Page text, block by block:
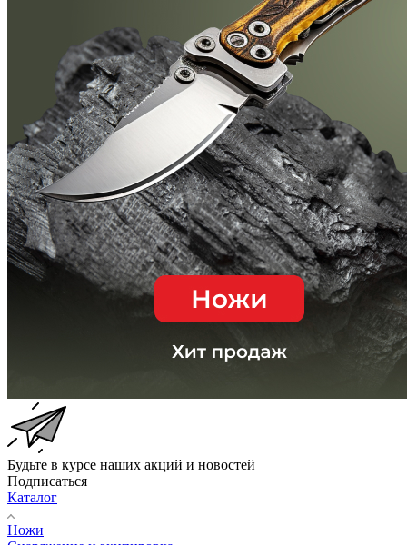
Будьте в курсе наших акций и новостей
Подписаться
Каталог
Ножи